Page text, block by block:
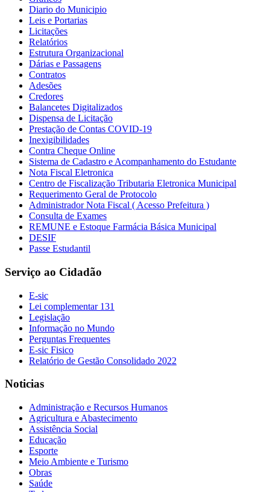
Diario do Municipio
Leis e Portarias
Licitações
Relatórios
Estrutura Organizacional
Dárias e Passagens
Contratos
Adesões
Credores
Balancetes Digitalizados
Dispensa de Licitação
Prestação de Contas COVID-19
Inexigibilidades
Contra Cheque Online
Sistema de Cadastro e Acompanhamento do Estudante
Nota Fiscal Eletronica
Centro de Fiscalização Tributaria Eletronica Municipal
Requerimento Geral de Protocolo
Administrador Nota Fiscal ( Acesso Prefeitura )
Consulta de Exames
REMUNE e Estoque Farmácia Básica Municipal
DESIF
Passe Estudantil
Serviço ao Cidadão
E-sic
Lei complementar 131
Legislação
Informação no Mundo
Perguntas Frequentes
E-sic Fisico
Relatório de Gestão Consolidado 2022
Noticias
Administração e Recursos Humanos
Agricultura e Abastecimento
Assistência Social
Educação
Esporte
Meio Ambiente e Turismo
Obras
Saúde